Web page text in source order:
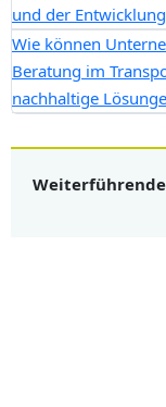
und der
Wie können
Beratung im
nachhaltige